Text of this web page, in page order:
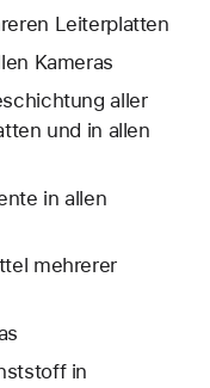
Leiterplatten
Kameras
aller
und in allen
in allen
mehrerer
in